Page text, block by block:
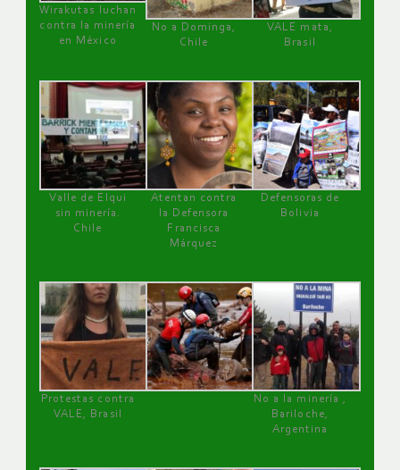
Wirakutas luchan
contra la minería
en México
No a Dominga,
Chile
VALE mata,
Brasil
Valle de Elqui
sin minería.
Chile
Atentan contra
la Defensora
Francisca
Márquez
Defensoras de
Bolivia
Protestas contra
VALE, Brasil
No a la minería ,
Bariloche,
Argentina